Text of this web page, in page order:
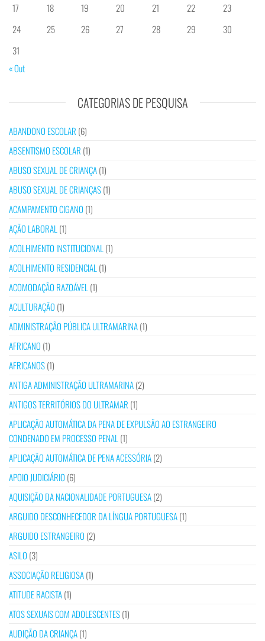
17
18 19 20 21 22
23
24
25 26 27 28 29
30
31
« Out
CATEGORIAS DE PESQUISA
ABANDONO ESCOLAR (6)
ABSENTISMO ESCOLAR (1)
ABUSO SEXUAL DE CRIANÇA(1)
ABUSO SEXUAL DE CRIANÇAS(1)
ACAMPAMENTO CIGANO (1)
AÇÃO LABORAL (1)
ACOLHIMENTO INSTITUCIONAL (1)
ACOLHIMENTO RESIDENCIAL (1)
ACOMODAÇÃO RAZOÁVEL (1)
ACULTURAÇÃO (1)
ADMINISTRAÇÃO PÚBLICA ULTRAMARINA(1)
AFRICANO (1)
AFRICANOS(1)
ANTIGA ADMINISTRAÇÃO ULTRAMARINA(2)
ANTIGOS TERRITÓRIOS DO ULTRAMAR (1)
APLICAÇÃO AUTOMÁTICA DA PENA DE EXPULSÃO AO ESTRANGEIRO
CONDENADO EM PROCESSO PENAL (1)
APLICAÇÃO AUTOMÁTICA DE PENA ACESSÓRIA(2)
APOIO JUDICIÁRIO (6)
AQUISIÇÃO DA NACIONALIDADE PORTUGUESA(2)
ARGUIDO DESCONHECEDOR DA LÍNGUA PORTUGUESA(1)
ARGUIDO ESTRANGEIRO (2)
ASILO (3)
ASSOCIAÇÃO RELIGIOSA(1)
ATITUDE RACISTA(1)
ATOS SEXUAIS COM ADOLESCENTES(1)
AUDIÇÃO DA CRIANÇA(1)